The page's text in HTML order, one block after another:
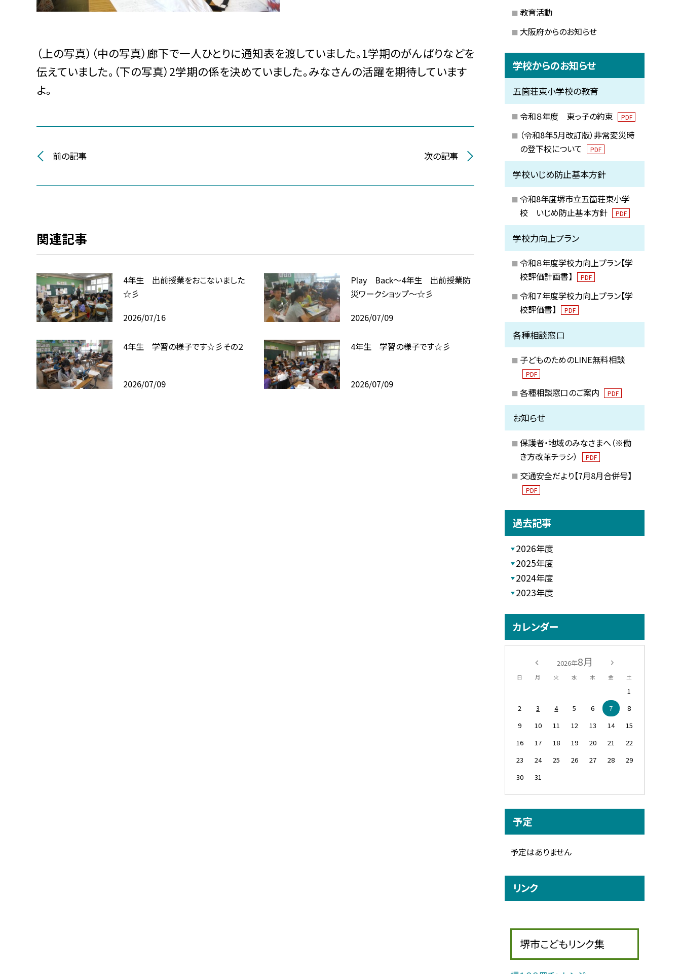
（上の写真）（中の写真）廊下で一人ひとりに通知表を渡していました。1学期のがんばりなどを
伝えていました。（下の写真）2学期の係を決めていました。みなさんの活躍を期待しています
よ。
前の記事 次の記事
関連記事
4年生 出前授業をおこないました
☆彡
2026/07/16
Play Back～4年生 出前授業防
災ワークショップ～☆彡
2026/07/09
4年生 学習の様子です☆彡その２
2026/07/09
4年生 学習の様子です☆彡
2026/07/09
教育活動
大阪府からのお知らせ
学校からのお知らせ
五箇荘東小学校の教育
令和８年度 東っ子の約束 PDF
（令和8年5月改訂版）非常変災時
の登下校について
PDF
学校いじめ防止基本方針
令和8年度堺市立五箇荘東小学
校 いじめ防止基本方針
PDF
学校力向上プラン
令和８年度学校力向上プラン【学
校評価計画書】
PDF
令和７年度学校力向上プラン【学
校評価書】
PDF
各種相談窓口
子どものためのLINE無料相談
PDF
各種相談窓口のご案内 PDF
お知らせ
保護者・地域のみなさまへ（※働
き方改革チラシ）
PDF
交通安全だより【7月8月合併号】
PDF
過去記事
2026年度
2025年度
2024年度
2023年度
カレンダー
2026年8月
日 月 火 水 木 金 土
1
2
3 4 5 6 7
8
9
10 11 12 13 14
15
16
17 18 19 20 21
22
23
24 25 26 27 28
29
30
31
予定
予定はありません
リンク
堺市こどもリンク集